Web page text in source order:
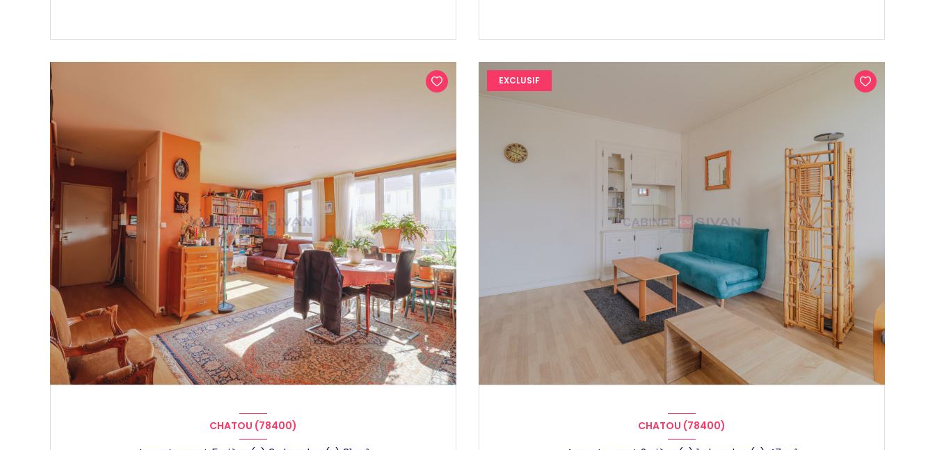
CHATOU (78400)
EXCLUSIF
CHATOU (78400)